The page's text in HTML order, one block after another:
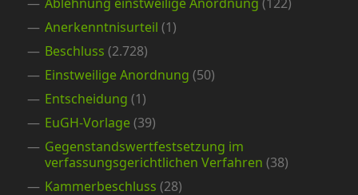
Anerkenntnisurteil (1)
Beschluss (2.728)
Einstweilige Anordnung (50)
Entscheidung (1)
EuGH-Vorlage(39)
Gegenstandswertfestsetzung im
verfassungsgerichtlichen Verfahren (38)
Kammerbeschluss (28)